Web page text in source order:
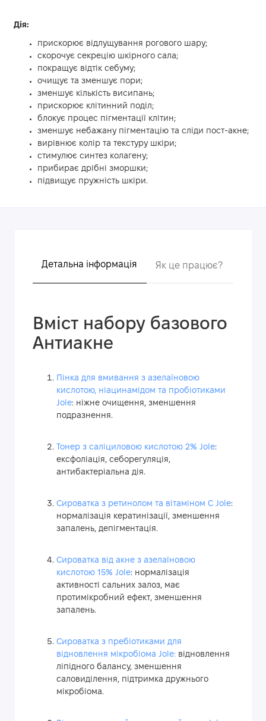
Дія:
прискорює відлущування рогового шару;
скорочує секрецію шкірного сала;
покращує відтік себуму;
очищує та зменшує пори;
зменшує кількість висипань;
прискорює клітинний поділ;
блокує процес пігментації клітин;
зменшує небажану пігментацію та сліди пост-акне;
вирівнює колір та текстуру шкіри;
стимулює синтез колагену;
прибирає дрібні зморшки;
підвищує пружність шкіри.
Детальна інформація Як це працює?
Вміст набору базового
Антиакне
Пінка для вмивання з азелаїновою
кислотою, ніацинамідом та пробіотиками
Jole: ніжне очищення, зменшення
подразнення.
Тонер з саліциловою кислотою 2% Jole:
ексфоліація, себорегуляція,
антибактеріальна дія.
Сироватка з ретинолом та вітаміном С Jole:
нормалізація кератинізації, зменшення
запалень, депігментація.
Сироватка від акне з азелаїновою
кислотою 15% Jole: нормалізація
активності сальних залоз, має
протимікробний ефект, зменшення
запалень.
Сироватка з пребіотиками для
відновлення мікробіома Jole: відновлення
ліпідного балансу, зменшення
саловиділення, підтримка дружнього
мікробіома.